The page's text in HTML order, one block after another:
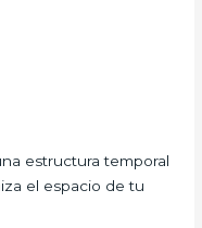
estructura temporal
el espacio de tu